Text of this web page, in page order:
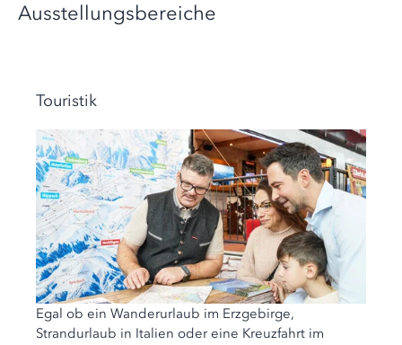
Ausstellungsbereiche
Touristik
Egal ob ein Wanderurlaub im Erzgebirge,
Strandurlaub in Italien oder eine Kreuzfahrt im